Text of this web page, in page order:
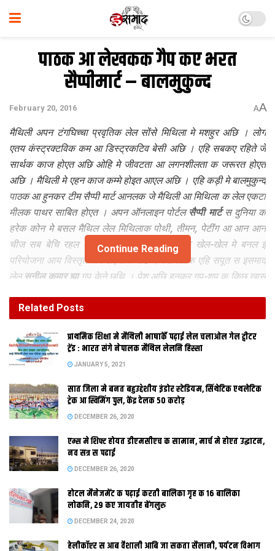
पाठक आ लेखकक गैप कए भरत
सैप्पीमार्ट – बालमुकुन्द
February 20, 2016 AA
मैथि‍ली अपन टंगघि‍च्चा प्रवृतिक लेल सोंसे मिथि‍ला मे मशहुर अछि । लोग
एतय कंस्ट्रक्टविक कम आ डिस्ट्रकटिव बेसी अछि । एहि सबकए रहिते जे
सार्थक काज होएत अछि ओहि मे जीवटता आ लगनशीलता क जरूरत होएत
अछि । मैथि‍ली मे एहन काज कम्मे होइत आएल अछि । एहि कड़ी मे बालमुकुन्द
पाठक आ हुनकर टीम सैप्पी मार्ट आनलक जे मैथि‍ली आ मिथि‍ला क लेल एकटा
मीलक पाथर साबित होएत । अपन ऑनलाइन पोर्टल सैप्पी मार्टस दुनिया क
हरेक कोन मे बसल मैथि‍ल लेल मिथि‍लाक पोथी, तीमन, पेटींग आ आन आन
चीज सब बेचि रहल अछि । चारि टा लोक कए क खेल-खेल मे बनल ई
परियोजना आय विस्तृत रूप लए लेने अछि । मिथि‍लाक एहि सपूत स इसमाद
लेलसुनील कुमार झागप केने छथि‍ । पेश अछि हुनकर गप-शप क किछु खास
सैप्पी मार्टक योजना कोना बनल । धरातल मे आनबाक लेल की की करय
पड़ल ?
Continue Reading
Related Posts
प्राथमिक शि‍क्षा मे मैथि‍ली भाषाकेँ पढ़ाई लेल चलाओल गेल ट्वीटर
ट्रेंड : भारत संगे नेपालक मैथिल लेलनि हिस्सा
JANUARY 5, 2021
सात जिला मे बनत बहुउद्देशीय इंडोर स्‍टेडि‍यम, सिंथेटिक एथलेटिक
ट्रेक आ स्विमिंग पुल, केंद्र देलक 50 करोड़
DECEMBER 26, 2020
एम्स मे शिफ्ट होयत डीएमसीएच क सामान, मार्च मे होएत उद्घाटन,
नव सत्र स पढाई
DECEMBER 26, 2020
होटल मैनेजमेंट क पढ़ाई करती बालिका गृह क 16 बालिका
लोकनि, 29 कए जायतीह बेंगलुरु
DECEMBER 24, 2020
हेलीकॉप्टर स आब वैशाली आबि जा सकता सैलानी, पर्यटन विभाग